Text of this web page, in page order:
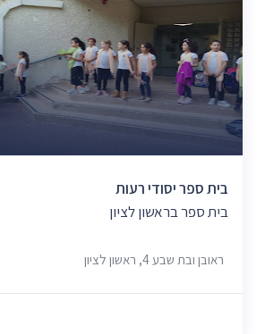
בית ספר יסודי רעות
בית ספר בראשון לציון
ראובן ובת שבע 4, ראשון לציון